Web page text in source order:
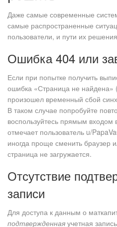
Даже самые современные
самые распространенные
пользователи, и пути их
Ошибка 404 или
Если при попытке получить
ошибка «Страница не найдена»
произошел временный сбой
В таком случае попробуйте
воспользуйтесь прямым
отмечает пользователь u/
иногда проще сменить браузер
страница не загружается.
Отсутствие
записи
Для доступа к данным о
подтвержденная учетная